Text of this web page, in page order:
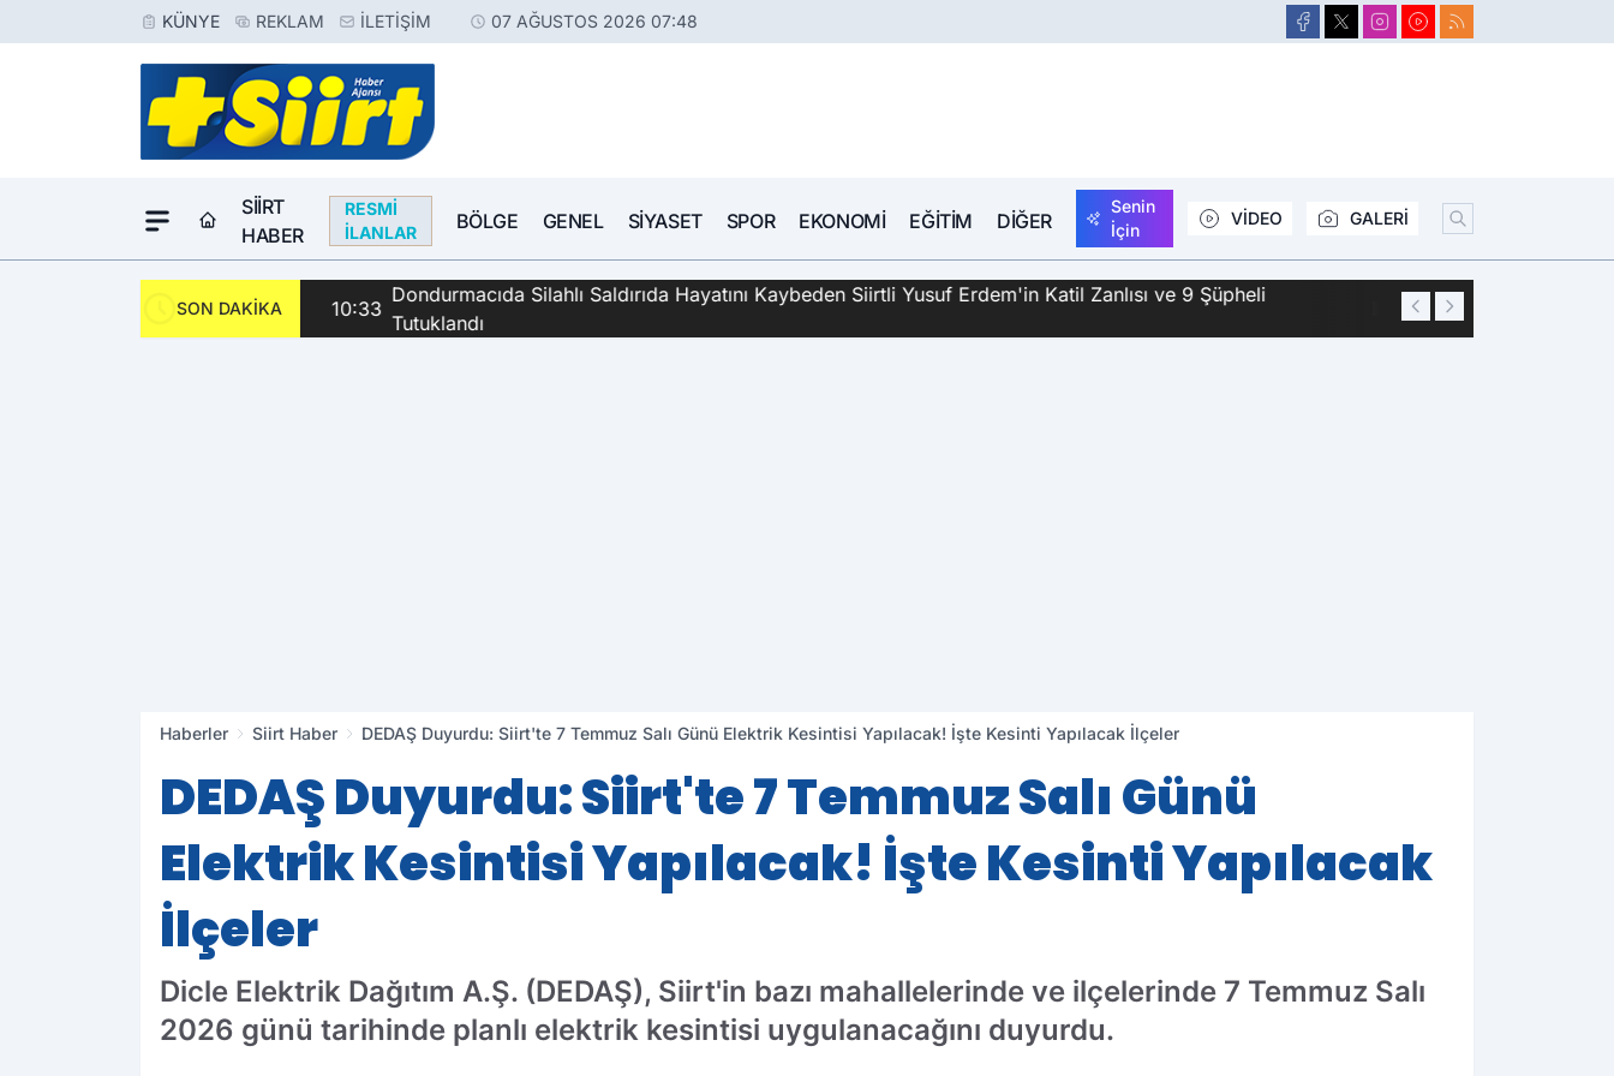
KÜNYE REKLAM İLETIŞIM 07 AĞUSTOS 2026 07:48
SIIRT
HABER
RESMI
İLANLAR
BÖLGE GENEL SIYASET SPOR EKONOMI EĞITIM DIĞER
Senin
İçin
VİDEO GALERİ
SON DAKİKA 10:33
Dondurmacıda Silahlı Saldırıda Hayatını Kaybeden Siirtli Yusuf Erdem'in Katil Zanlısı ve 9 Şüpheli
Tutuklandı
01:44
Haberler Siirt Haber DEDAŞ Duyurdu: Siirt'te 7 Temmuz Salı Günü Elektrik Kesintisi Yapılacak! İşte Kesinti Yapılacak İlçeler
DEDAŞ Duyurdu: Siirt'te 7 Temmuz Salı Günü
Elektrik Kesintisi Yapılacak! İşte Kesinti Yapılacak
İlçeler
Dicle Elektrik Dağıtım A.Ş. (DEDAŞ), Siirt'in bazı mahallelerinde ve ilçelerinde 7 Temmuz Salı
2026 günü tarihinde planlı elektrik kesintisi uygulanacağını duyurdu.